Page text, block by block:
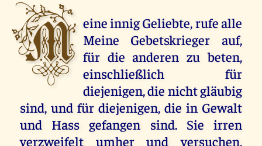
M eine innig Geliebte, rufe alle
Meine Gebetskrieger auf,
für die anderen zu beten,
einschließlich für
diejenigen, die nicht gläubig
sind, und für diejenigen, die in Gewalt
und Hass gefangen sind. Sie irren
verzweifelt umher und versuchen,